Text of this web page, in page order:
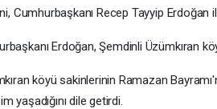
Cumhurbaşkanı Recep Tayyip
Erdoğan, Şemdinli Üzümkıran
köyü sakinlerinin Ramazan
yaşadığını dile getirdi.